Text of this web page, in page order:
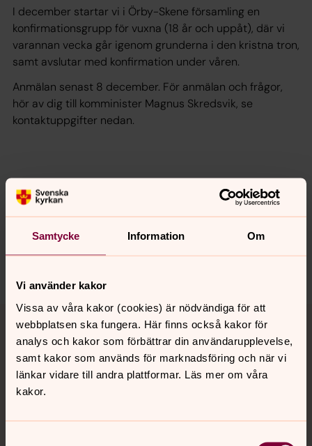
Samtycke Information Om
Vi använder kakor
Vissa av våra kakor (cookies) är nödvändiga för att
webbplatsen ska fungera. Här finns också kakor för
analys och kakor som förbättrar din användarupplevelse,
samt kakor som används för marknadsföring och när vi
länkar vidare till andra plattformar. Läs mer om våra
kakor.
I december startar vi i Örby-Skene församling en
konfirmationsgrupp för vuxna (18 år och uppåt), där vi
varannan vecka går igenom grunderna i den kristna tron,
samt avslutar med konfirmation under våren.
Anmälan senast 8 december. För anmälan och frågor,
hör av dig till komminister Magnus Skredsvik, se
kontaktuppgifter nedan.
Senast ändrad 19 november 2024
Synpunkter eller frågor på sidans
innehåll?
orbyskeneforsamling@svenskakyrkan.se
Tillbaka till toppen
Tillbaka till innehållet
Kontakt